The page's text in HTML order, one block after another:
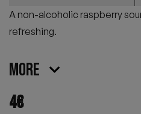
A non-alcoholic raspberry
refreshing.
More
4€